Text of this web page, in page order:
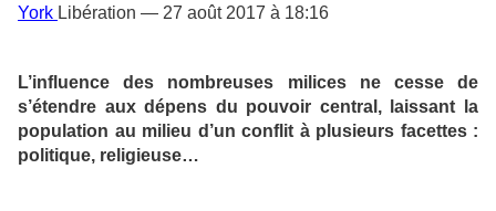
York Libération — 27 août 2017 à 18:16
L’influence des nombreuses milices ne cesse de
s’étendre aux dépens du pouvoir central, laissant la
population au milieu d’un conflit à plusieurs facettes :
politique, religieuse…